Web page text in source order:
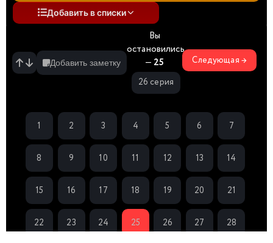
Добавить в списки
Добавить заметку
Вы
остановились
— 25
26 серия
Следующая →
1 2 3 4 5 6 7
8 9 10 11 12 13 14
15 16 17 18 19 20 21
22 23 24 25 26 27 28